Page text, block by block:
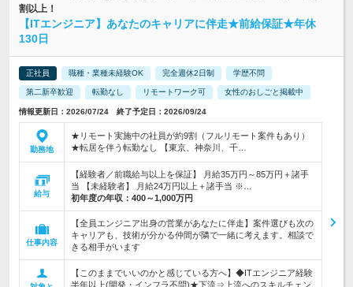
割以上！
【ITエンジニア】あなたのキャリアに伴走★前給保証★年休
130日
正社員 職種・業種未経験OK 完全週休2日制 学歴不問
第二新卒歓迎 転勤なし リモートワーク可 女性のおしごと掲載中
情報更新日：2026/07/24 終了予定日：2026/09/24
勤務地
★リモート実施中の社員が約9割（フルリモート案件もあり）
★転居を伴う転勤なし 【東京、神奈川、千…
給与
【経験者／前職給与以上を保証】 月給35万円～85万円＋諸手
当 【未経験者】 月給24万円以上＋諸手当 ※…
初年度の年収： 400～1,000万円
仕事内容
【全員エンジニア出身の営業があなたに伴走】案件選びも次の
キャリアも、技術が分かる仲間が隣で一緒に考えます。相談で
きる相手がいます
【このままでいいのかと感じている方へ】◆ITエンジニア経験
半年以上(開発・インフラ不問)★下流⇒上流へのスキルチェン